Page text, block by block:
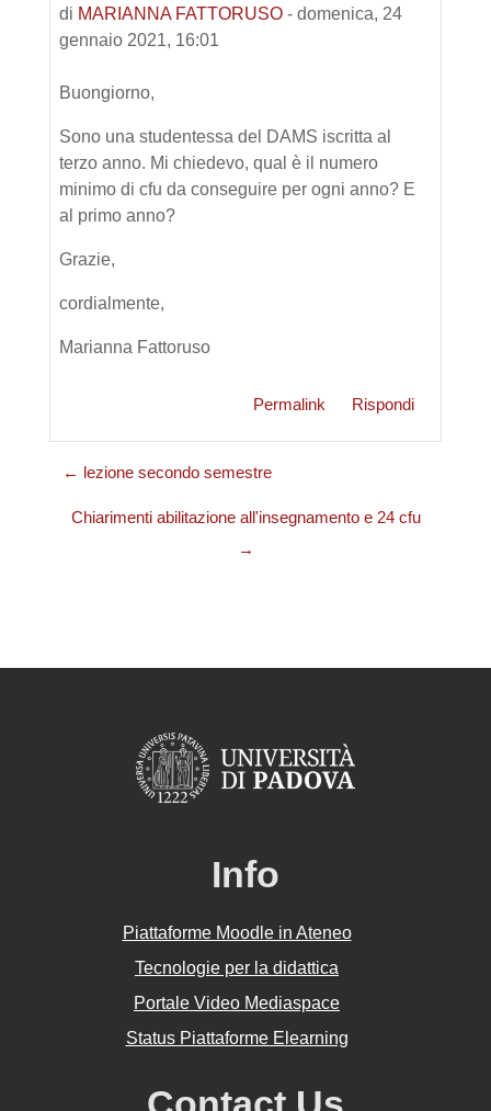
di MARIANNA FATTORUSO - domenica, 24
gennaio 2021, 16:01
Buongiorno,
Sono una studentessa del DAMS iscritta al
terzo anno. Mi chiedevo, qual è il numero
minimo di cfu da conseguire per ogni anno? E
al primo anno?
Grazie,
cordialmente,
Marianna Fattoruso
Permalink Rispondi
← lezione secondo semestre
Chiarimenti abilitazione all'insegnamento e 24 cfu
→
Info
Piattaforme Moodle in Ateneo
Tecnologie per la didattica
Portale Video Mediaspace
Status Piattaforme Elearning